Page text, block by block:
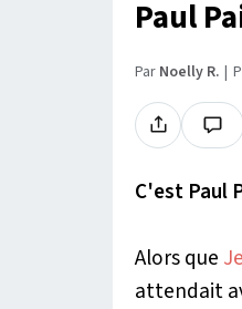
Paul
Par Noelly R.
C'est Paul
Alors que
attendait